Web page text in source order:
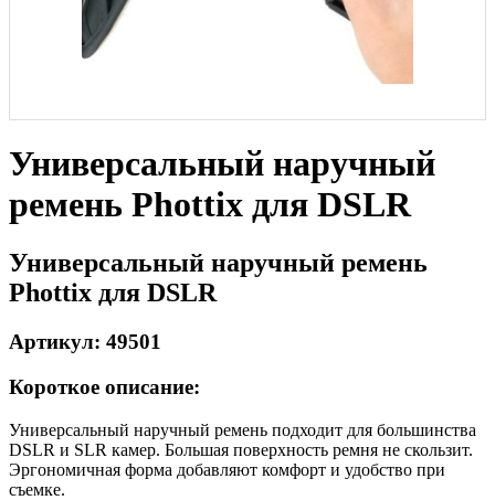
Универсальный наручный
ремень Phottix для DSLR
Универсальный наручный ремень
Phottix для DSLR
Артикул: 49501
Короткое описание:
Универсальный наручный ремень подходит для большинства
DSLR и SLR камер. Большая поверхность ремня не скользит.
Эргономичная форма добавляют комфорт и удобство при
съемке.